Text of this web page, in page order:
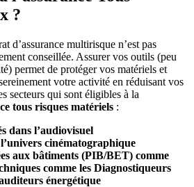
?
d’assurance multirisque n’est pas
conseillée. Assurer vos outils (peu
permet de protéger vos matériels et
votre activité en réduisant vos
secteurs qui sont éligibles à la
tous risques matériels :
dans l’audiovisuel
cinématographique
aux bâtiments (PIB/BET) comme
comme les Diagnostiqueurs
énergétique